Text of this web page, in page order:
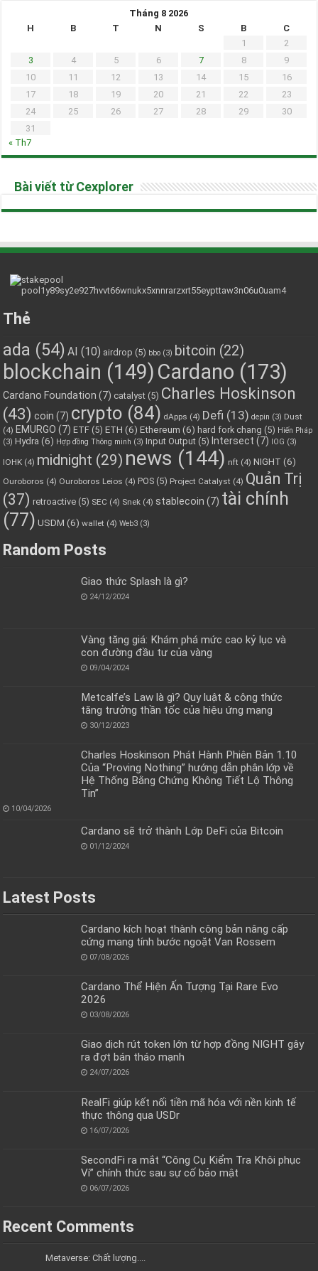
Tháng 8 2026
H
B T N S B
C
1
2
3
4 5 6 7 8
9
10
11 12 13 14 15
16
17
18 19 20 21 22
23
24
25 26 27 28 29
30
31
« Th7
Bài viết từ Cexplorer
Thẻ
ada (54) AI (10) airdrop (5) bbo (3) bitcoin (22)
blockchain (149) Cardano (173)
Cardano Foundation (7) catalyst (5) Charles Hoskinson
(43) coin (7) crypto (84) dApps (4) Defi (13) depin (3) Dust
(4) EMURGO (7) ETF (5) ETH (6) Ethereum (6) hard fork chang (5) Hiến Pháp
(3) Hydra (6) Hợp đồng Thông minh (3) Input Output (5) Intersect (7) IOG (3)
IOHK (4) midnight (29) news (144) nft (4) NIGHT (6)
Ouroboros (4) Ouroboros Leios (4) POS (5) Project Catalyst (4) Quản Trị
(37) retroactive (5) SEC (4) Snek (4) stablecoin (7) tài chính
(77) USDM (6) wallet (4) Web3 (3)
Random Posts
Giao thức Splash là gì?
24/12/2024
Vàng tăng giá: Khám phá mức cao kỷ lục và
con đường đầu tư của vàng
09/04/2024
Metcalfe’s Law là gì? Quy luật & công thức
tăng trưởng thần tốc của hiệu ứng mạng
30/12/2023
Charles Hoskinson Phát Hành Phiên Bản 1.10
Của “Proving Nothing” hướng dẫn phân lớp về
Hệ Thống Bằng Chứng Không Tiết Lộ Thông
Tin”
10/04/2026
Cardano sẽ trở thành Lớp DeFi của Bitcoin
01/12/2024
Latest Posts
Cardano kích hoạt thành công bản nâng cấp
cứng mang tính bước ngoặt Van Rossem
07/08/2026
Cardano Thể Hiện Ấn Tượng Tại Rare Evo
2026
03/08/2026
Giao dịch rút token lớn từ hợp đồng NIGHT gây
ra đợt bán tháo mạnh
24/07/2026
RealFi giúp kết nối tiền mã hóa với nền kinh tế
thực thông qua USDr
16/07/2026
SecondFi ra mắt “Công Cụ Kiểm Tra Khôi phục
Ví” chính thức sau sự cố bảo mật
06/07/2026
Recent Comments
Metaverse: Chất lượng....